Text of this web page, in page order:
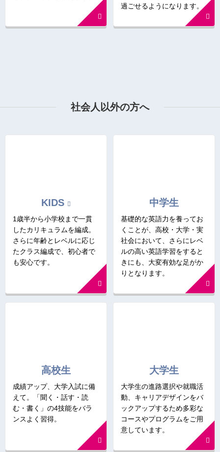
過ごせるようになります。
社会人以外の方へ
KIDS
1歳半から小学校まで一貫
したカリキュラムを編成。
さらに年齢とレベルに応じ
たクラス編成で、初心者で
も安心です。
中学生
基礎的な英語力を養ってお
くことが、高校・大学・実
社会において、さらにレベ
ルの高い英語学習をすると
きにも、大変有効な足がか
りとなります。
高校生
成績アップ、大学入試に備
えて。「聞く・話す・読
む・書く」の4技能をバラ
ンスよく習得。
大学生
大学生の進路選択や就職活
動、キャリアデザインをバ
ックアップするため多彩な
コースやプログラムをご用
意しています。